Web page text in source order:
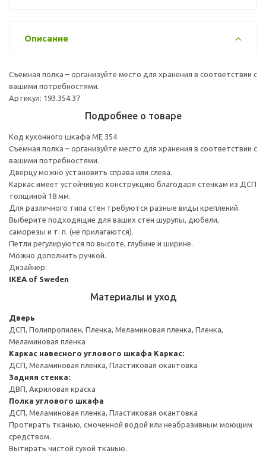
Описание
Съемная полка – организуйте место для хранения в соответствии с
вашими потребностями.
Артикул: 193.354.37
Подробнее о товаре
Код кухонного шкафа ME 354
Съемная полка – организуйте место для хранения в соответствии с
вашими потребностями.
Дверцу можно установить справа или слева.
Каркас имеет устойчивую конструкцию благодаря стенкам из ДСП
толщиной 18 мм.
Для различного типа стен требуются разные виды креплений.
Выберите подходящие для ваших стен шурупы, дюбели,
саморезы и т. п. (не прилагаются).
Петли регулируются по высоте, глубине и ширине.
Можно дополнить ручкой.
Дизайнер:
IKEA of Sweden
Материалы и уход
Дверь
ДСП, Полипропилен, Пленка, Меламиновая пленка, Пленка,
Меламиновая пленка
Каркас навесного углового шкафа Каркас:
ДСП, Меламиновая пленка, Пластиковая окантовка
Задняя стенка:
ДВП, Акриловая краска
Полка углового шкафа
ДСП, Меламиновая пленка, Пластиковая окантовка
Протирать тканью, смоченной водой или неабразивным моющим
средством.
Вытирать чистой сухой тканью.